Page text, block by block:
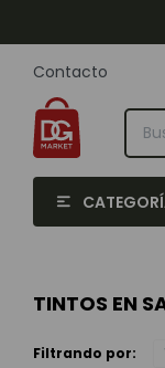
Contacto
TINTOS EN
Filtrando por: